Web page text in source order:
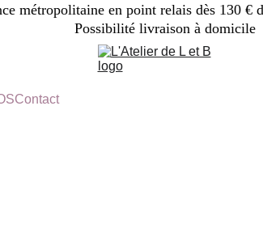
métropolitaine en point relais dès 130 €
Possibilité livraison à domicile
Contact